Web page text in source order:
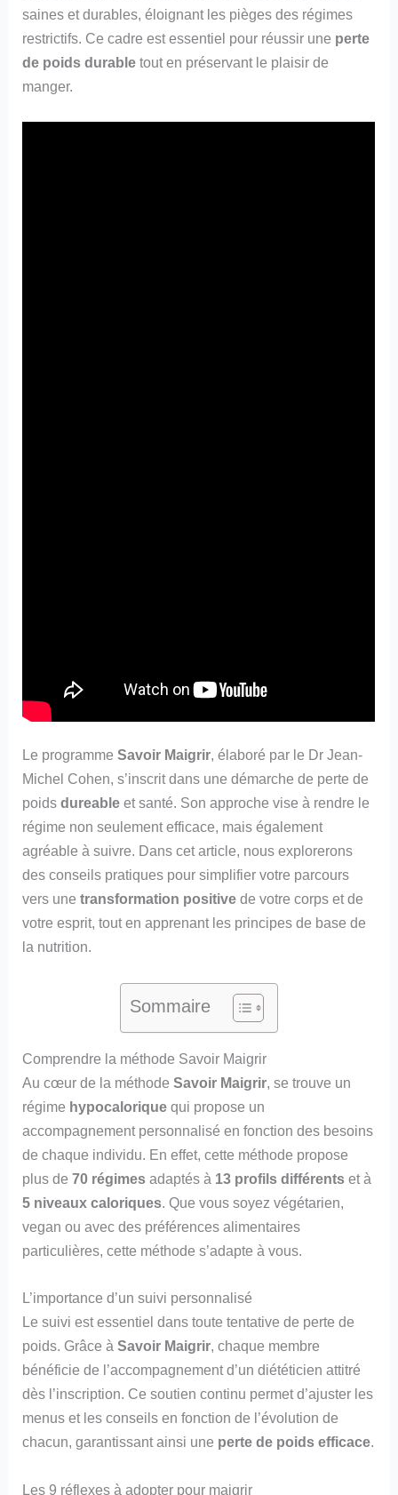
saines et durables, éloignant les pièges des régimes
restrictifs. Ce cadre est essentiel pour réussir une perte
de poids durable tout en préservant le plaisir de
manger.
Le programmeSavoir Maigrir, élaboré par le Dr Jean-
Michel Cohen, s’inscrit dans une démarche de perte de
poidsdureable et santé. Son approche vise à rendre le
régime non seulement efficace, mais également
agréable à suivre. Dans cet article, nous explorerons
des conseils pratiques pour simplifier votre parcours
vers unetransformation positive de votre corps et de
votre esprit, tout en apprenant les principes de base de
la nutrition.
Sommaire
Comprendre la méthode Savoir Maigrir
Au cœur de la méthodeSavoir Maigrir, se trouve un
régime hypocalorique qui propose un
accompagnement personnalisé en fonction des besoins
de chaque individu. En effet, cette méthode propose
plus de70 régimes adaptés à 13 profils différents et à
5 niveaux caloriques. Que vous soyez végétarien,
vegan ou avec des préférences alimentaires
particulières, cette méthode s’adapte à vous.
L’importance d’un suivi personnalisé
Le suivi est essentiel dans toute tentative de perte de
poids. Grâce àSavoir Maigrir, chaque membre
bénéficie de l’accompagnement d’un diététicien attitré
dès l’inscription. Ce soutien continu permet d’ajuster les
menus et les conseils en fonction de l’évolution de
chacun, garantissant ainsi une perte de poids efficace.
Les 9 réflexes à adopter pour maigrir